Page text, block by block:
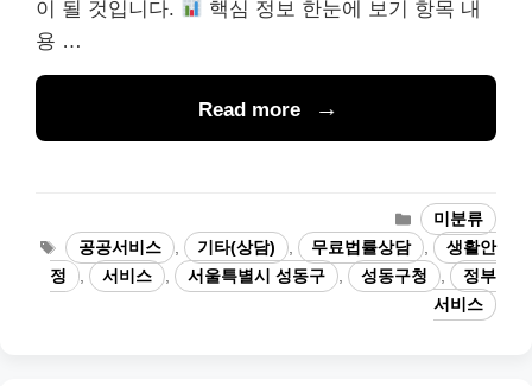
이 될 것입니다.
핵심 정보 한눈에 보기 항목 내
용 …
Read more
카
테
고
리
미분류
태
그
공공서비스 , 기타(상담) , 무료법률상담 ,
생활안
정
, 서비스 , 서울특별시 성동구 , 성동구청 ,
정부
서비스